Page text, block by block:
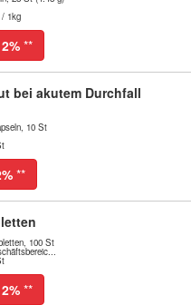
/ 1kg
**
bei akutem Durchfall
10 St
**
100 St
**